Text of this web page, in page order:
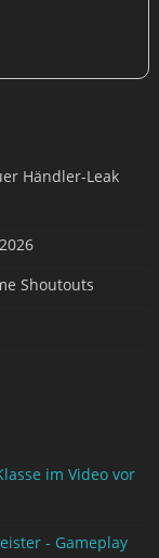
Händler-Leak
Shoutouts
im Video vor
- Gameplay